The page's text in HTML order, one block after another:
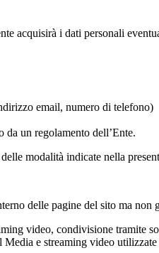
acquisirà i dati personali
email, numero di telefono)
da un regolamento dell’Ente.
modalità indicate nella
delle pagine del sito ma non
video, condivisione
e streaming video